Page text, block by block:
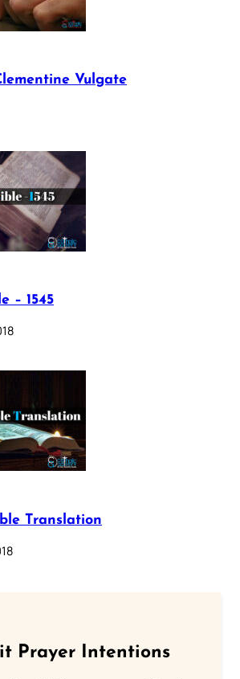
Vulgate
– 1545
Translation
Prayer Intentions